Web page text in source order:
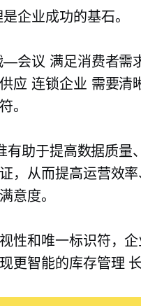
企业成功的基石。
—会议 满足消费者需
应连锁企业 需要清
。
有助于提高数据质量
，从而提高运营效
意度。
性和唯一标识符，
更智能的库存管理